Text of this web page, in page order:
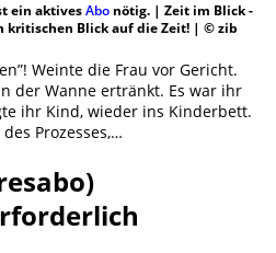
ein aktivesAbonötig. | Zeit im Blick -
kritischen Blick auf die Zeit! | © zib
Weinte die Frau vor Gericht.
der Wanne ertränkt. Es war ihr
ihr Kind, wieder ins Kinderbett.
Prozesses,…